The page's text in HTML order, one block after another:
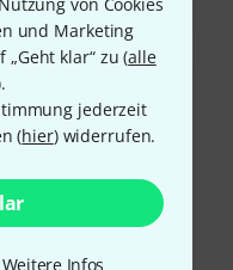
und Marketing
klar“ zu (alle
jederzeit
(hier) widerrufen.
Weitere Infos
per Nachnahme,
Sofort bezahlen